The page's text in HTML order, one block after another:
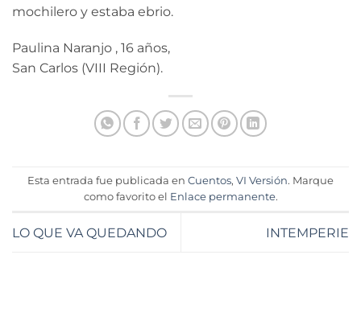
mochilero y estaba ebrio.
Paulina Naranjo , 16 años,
San Carlos (VIII Región).
Esta entrada fue publicada en Cuentos, VI Versión. Marque
como favorito el Enlace permanente.
LO QUE VA QUEDANDO INTEMPERIE